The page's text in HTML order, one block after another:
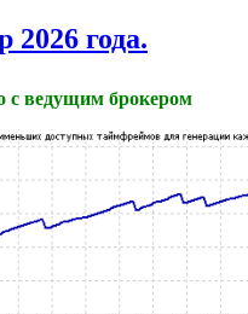
2026 года.
с ведущим брокером